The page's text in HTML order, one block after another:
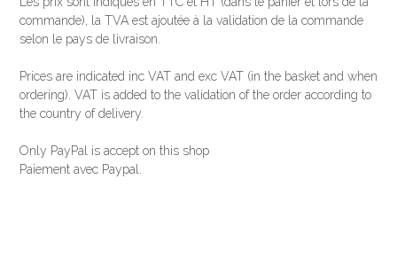
commande), la TVA est ajoutée à la validation de la commande
selon le pays de livraison.
Prices are indicated inc VAT and exc VAT (in the basket and when
ordering). VAT is added to the validation of the order according to
the country of delivery.
Only PayPal is accept on this shop
Paiement avec Paypal.